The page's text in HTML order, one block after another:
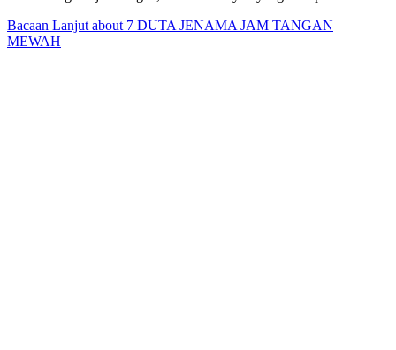
Bacaan Lanjut about 7 DUTA JENAMA JAM TANGAN
MEWAH